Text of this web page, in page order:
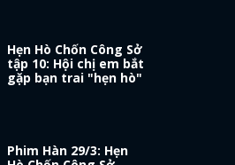
Hẹn Hò Chốn Công Sở
tập 10: Hội chị em bắt
gặp bạn trai "hẹn hò"
Phim Hàn 29/3: Hẹn